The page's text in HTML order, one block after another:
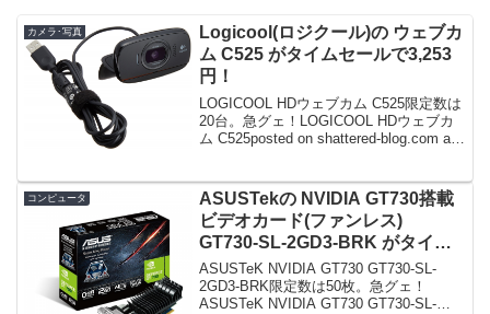
カメラ･写真
Logicool(ロジクール)の ウェブカ
ム C525 がタイムセールで3,253
円！
LOGICOOL HDウェブカム C525限定数は
20台。急グェ！LOGICOOL HDウェブカ
ム C525posted on shattered-blog.com at
コンピュータ
ASUSTekの NVIDIA GT730搭載
ビデオカード(ファンレス)
GT730-SL-2GD3-BRK がタイム
セールで6,180円！
ASUSTeK NVIDIA GT730 GT730-SL-
2GD3-BRK限定数は50枚。急グェ！
ASUSTeK NVIDIA GT730 GT730-SL-